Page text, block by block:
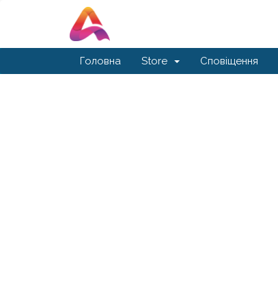
Головна Store Сповіщення